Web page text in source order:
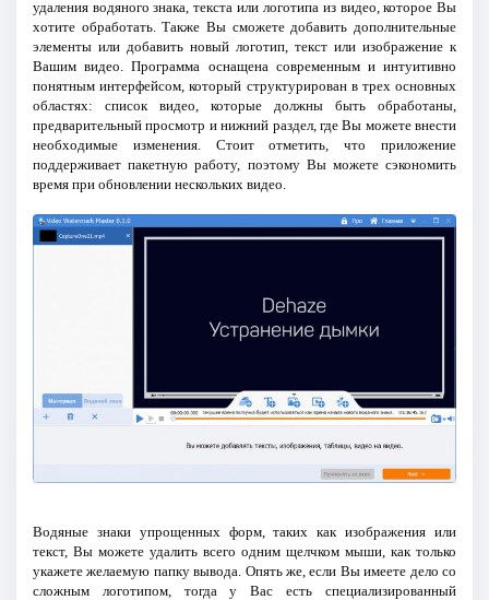
удаления водяного знака, текста или логотипа из видео, которое Вы
хотите обработать. Также Вы сможете добавить дополнительные
элементы или добавить новый логотип, текст или изображение к
Вашим видео. Программа оснащена современным и интуитивно
понятным интерфейсом, который структурирован в трех основных
областях: список видео, которые должны быть обработаны,
предварительный просмотр и нижний раздел, где Вы можете внести
необходимые изменения. Стоит отметить, что приложение
поддерживает пакетную работу, поэтому Вы можете сэкономить
время при обновлении нескольких видео.
Водяные знаки упрощенных форм, таких как изображения или
текст, Вы можете удалить всего одним щелчком мыши, как только
укажете желаемую папку вывода. Опять же, если Вы имеете дело со
сложным логотипом, тогда у Вас есть специализированный